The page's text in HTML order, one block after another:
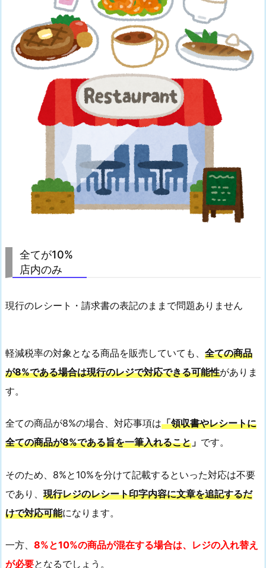
全てが10%
店内のみ
現行のレシート・請求書の表記のままで問題ありません
軽減税率の対象となる商品を販売していても、 全ての商品
が8%である場合は現行のレジで対応できる可能性がありま
す。
全ての商品が8%の場合、対応事項は「領収書やレシートに
全ての商品が8%である旨を一筆入れること 」 です。
そのため、8%と10%を分けて記載するといった対応は不要
であり、 現行レジのレシート印字内容に文章を追記するだ
けで対応可能になります。
一方、 8%と10%の商品が混在する場合は、レジの入れ替え
が必要となるでしょう。